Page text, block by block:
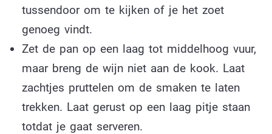
tussendoor om te kijken of je het zoet
genoeg vindt.
Zet de pan op een laag tot middelhoog vuur,
maar breng de wijn niet aan de kook. Laat
zachtjes pruttelen om de smaken te laten
trekken. Laat gerust op een laag pitje staan
totdat je gaat serveren.